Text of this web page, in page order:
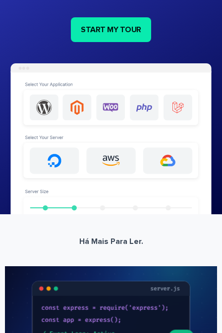
START MY TOUR
Há Mais Para Ler.